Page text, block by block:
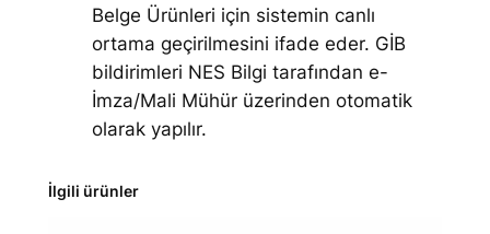
Belge Ürünleri için sistemin canlı
ortama geçirilmesini ifade eder. GİB
bildirimleri NES Bilgi tarafından e-
İmza/Mali Mühür üzerinden otomatik
olarak yapılır.
İlgili ürünler